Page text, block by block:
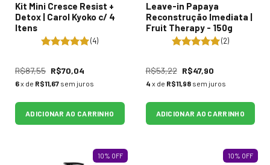
Kit Mini Cresce Resist +
Detox | Carol Kyoko c/ 4
Itens
(4)
R$87,55 R$70,04
6x de R$11,67 sem juros
ADICIONAR AO CARRINHO
Leave-in Papaya
Reconstrução Imediata |
Fruit Therapy - 150g
(2)
R$53,22 R$47,90
4 x de R$11,98 sem juros
ADICIONAR AO CARRINHO
10% OFF 10% OFF